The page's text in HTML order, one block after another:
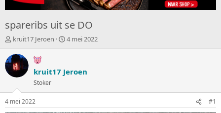
spareribs uit se DO
O
d
e
e
r
p
kruit17 Jeroen
S
t
a
u
4 mei 2022
kruit17 Jeroen
Stoker
4 mei 2022 #1